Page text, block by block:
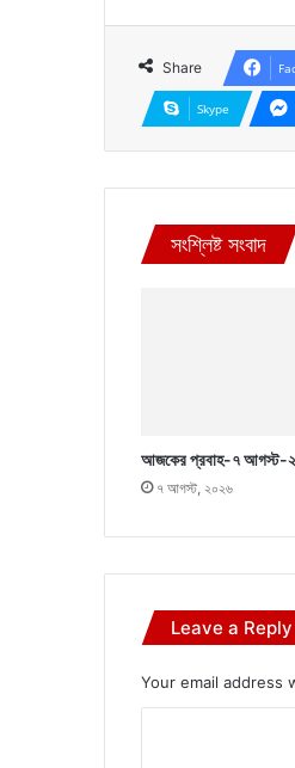
Share
Skype
সংশ্লিষ্ট সংবাদ
আজকের প্রবাহ-৭ আগস্ট-
৭ আগস্ট, ২০২৬
Leave a Reply
Your email address